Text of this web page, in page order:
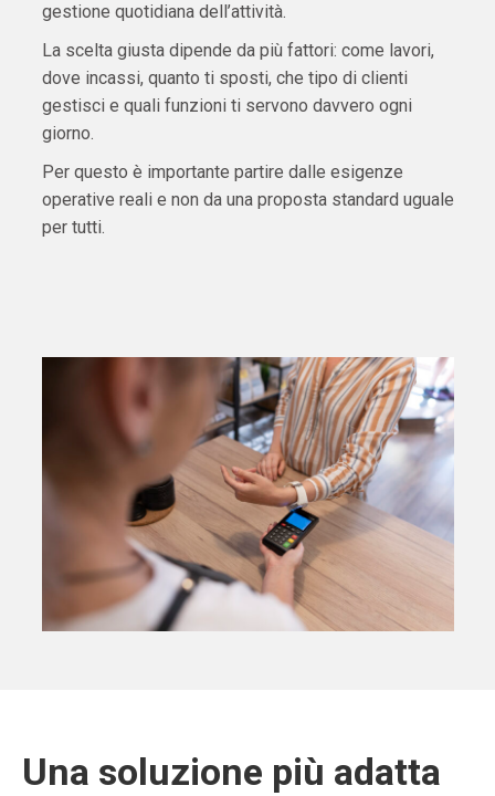
gestione quotidiana dell’attività.
La scelta giusta dipende da più fattori: come lavori,
dove incassi, quanto ti sposti, che tipo di clienti
gestisci e quali funzioni ti servono davvero ogni
giorno.
Per questo è importante partire dalle esigenze
operative reali e non da una proposta standard uguale
per tutti.
Una soluzione più adatta